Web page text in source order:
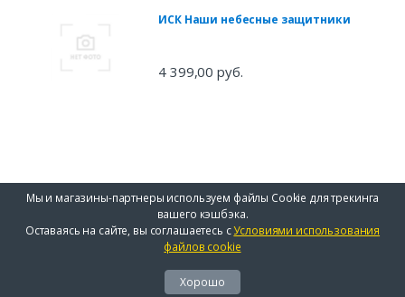
ИСК Наши небесные защитники
4 399,00 руб.
Мы и магазины-партнеры используем файлы Cookie для трекинга
вашего кэшбэка.
Оставаясь на сайте, вы соглашаетесь сУсловиями использования
файлов cookie
Хорошо